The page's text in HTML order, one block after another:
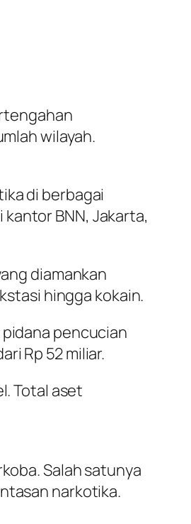
wilayah.
di berbagai
BNN, Jakarta,
diamankan
hingga kokain.
pencucian
Rp 52 miliar.
Total aset
Salah satunya
narkotika.